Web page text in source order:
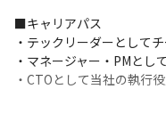
■キャリアパス
・テックリーダーとして
・マネージャー・PMとし
・CTOとして当社の執行